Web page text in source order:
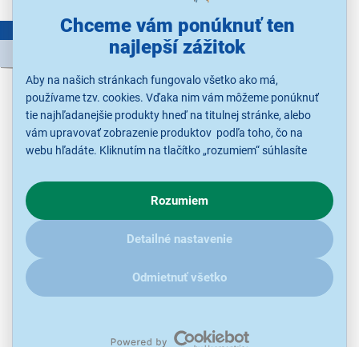
Chceme vám ponúknuť ten
najlepší zážitok
Aby na našich stránkach fungovalo všetko ako má,
používame tzv. cookies. Vďaka nim vám môžeme ponúknuť
tie najhľadanejšie produkty hneď na titulnej stránke, alebo
vám upravovať zobrazenie produktov podľa toho, čo na
webu hľadáte. Kliknutím na tlačítko „rozumiem“ súhlasíte
o chovaní na webe pre zobrazovaní cielených reklám.
V prípade že vás zaujímajú detaily, ako u nás s cookies a
ďalšími údaji pracujeme, kliknitesem.
Rozumiem
Detailné nastavenie
Odmietnuť všetko
LETNÝ VÝPREDAJ
Gorenje DG49CP NatureDry
Sušička bielizne, kapacita 9 kg, kondenzačná s tepelným
čerpadlom, energetická trieda C, hlučnosť 61dB, ConnectLife
aplikácie, TwinAir, Funkcia osvieženia, jednoduché čistenie filtrov,